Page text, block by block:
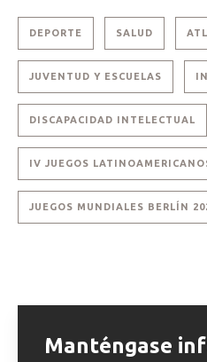
DEPORTE SALUD
JUVENTUD Y ESCUELAS
DISCAPACIDAD INTELECTUAL
IV JUEGOS
JUEGOS MUNDIALES BERLÍN
Manténgase